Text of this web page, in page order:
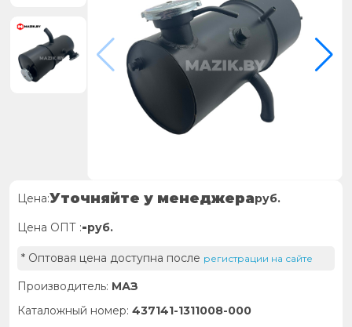
Цена:Уточняйте у менеджераруб.
Цена ОПТ :-руб.
* Оптовая цена доступна после регистрации на сайте
Производитель: МАЗ
Каталожный номер: 437141-1311008-000